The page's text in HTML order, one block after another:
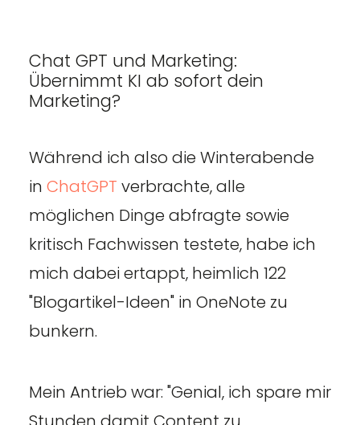
Chat GPT und Marketing:
Übernimmt KI ab sofort dein
Marketing?
Während ich also die Winterabende
in ChatGPT verbrachte, alle
möglichen Dinge abfragte sowie
kritisch Fachwissen testete, habe ich
mich dabei ertappt, heimlich 122
"Blogartikel-Ideen" in OneNote zu
bunkern.
Mein Antrieb war: "Genial, ich spare mir